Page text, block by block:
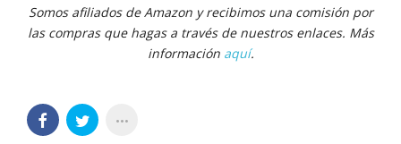
Somos afiliados de Amazon y recibimos una comisión por
las compras que hagas a través de nuestros enlaces. Más
información aquí.